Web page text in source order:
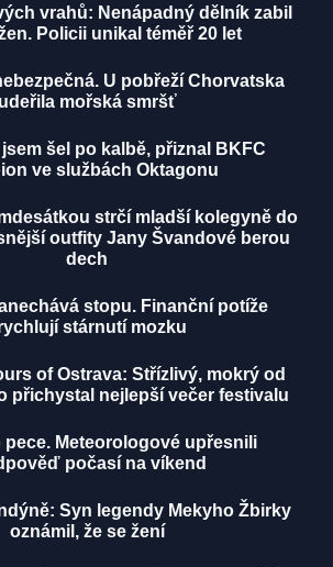
vrahů: Nenápadný dělník zabil
Policii unikal téměř 20 let
U pobřeží Chorvatska
udeřila mořská smršť
šel po kalbě, přiznal BKFC
ve službách Oktagonu
strčí mladší kolegyně do
outfity Jany Švandové berou
dech
stopu. Finanční potíže
stárnutí mozku
of Ostrava: Střízlivý, mokrý od
přichystal nejlepší večer festivalu
pece. Meteorologové upřesnili
počasí na víkend
Syn legendy Mekyho Žbirky
oznámil, že se žení